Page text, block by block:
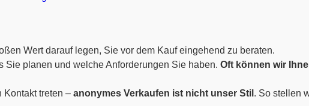
Wert darauf legen, Sie vor dem Kauf eingehend zu beraten.
Sie planen und welche Anforderungen Sie haben. Oft können wir
Kontakt treten – anonymes Verkaufen ist nicht unser Stil . So stellen